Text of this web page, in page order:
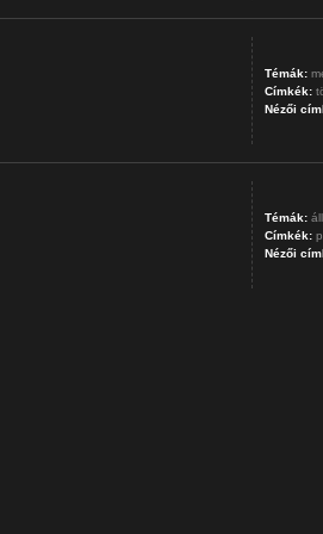
Témák:
Címkék:
Nézői
Témák:
Címkék:
Nézői